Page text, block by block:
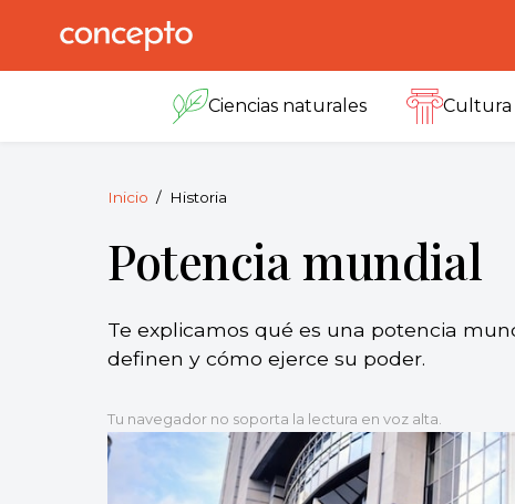
reservados.
Ciencias naturales Cultura
Inicio Historia
Potencia mundial
Te explicamos qué es una potencia
definen y cómo ejerce su poder.
Tu navegador no soporta la lectura en voz alta.